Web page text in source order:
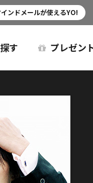
す プレゼン
その
ンドメールが使えるYO!